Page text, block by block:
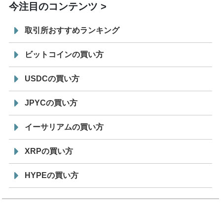
今注目のコンテンツ
取引所おすすめランキング
ビットコインの買い方
USDCの買い方
JPYCの買い方
イーサリアムの買い方
XRPの買い方
HYPEの買い方